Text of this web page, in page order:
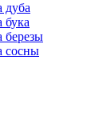
дуба
бука
березы
сосны